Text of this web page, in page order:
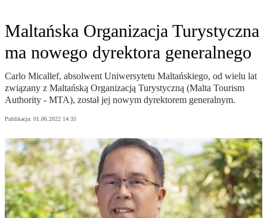
Maltańska Organizacja Turystyczna
ma nowego dyrektora generalnego
Carlo Micallef, absolwent Uniwersytetu Maltańskiego, od wielu lat
związany z Maltańską Organizacją Turystyczną (Malta Tourism
Authority - MTA), został jej nowym dyrektorem generalnym.
Publikacja: 01.06.2022 14:35